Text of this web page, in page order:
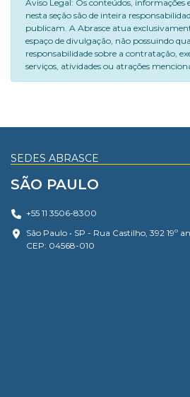
Aviso Legal: Os conteúdos, informações
nesta seção são de inteira
publicam. A Abrasce atua
espaço de divulgação, não possuindo
responsabilidade sobre a contratação,
serviços, atividades ou atrações
SEDES ABRASCE
SÃO PAULO
+55 11 3506-8300
São Paulo • SP - Rua Castilho, 392 19º
CEP: 04568-010